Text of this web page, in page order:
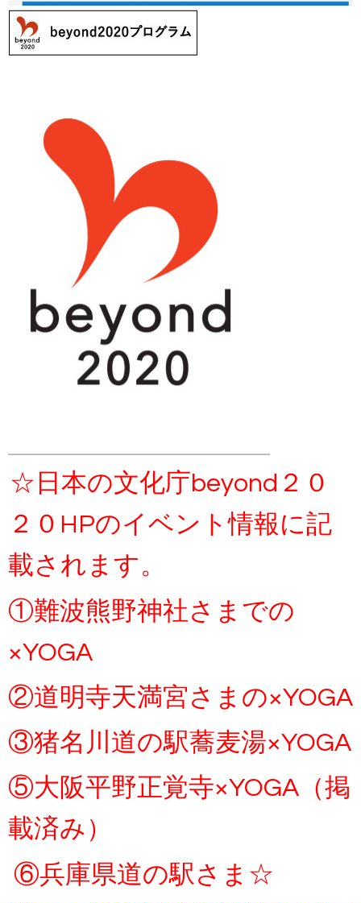
☆日本の文化庁beyond２０
２０HPのイベント情報に記
載されます。
①難波熊野神社さまでの
×YOGA
②道明寺天満宮さまの×YOGA
③猪名川道の駅蕎麦湯×YOGA
⑤大阪平野正覚寺×YOGA（掲
載済み）
⑥兵庫県道の駅さま☆